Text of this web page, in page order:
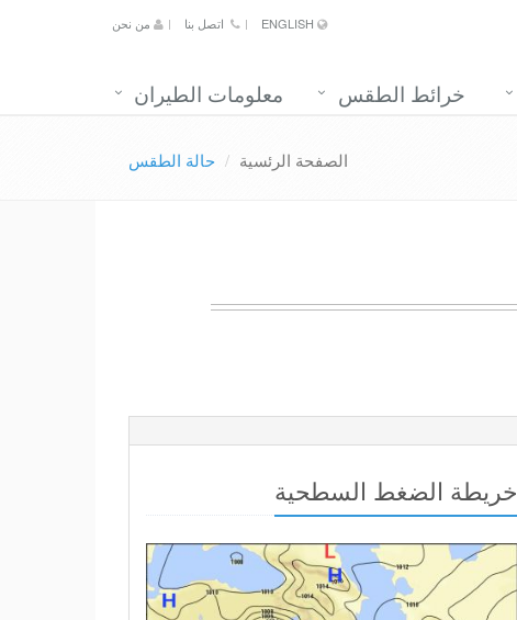
اتصل بنا من نحن
خرائط الطقس معلومات الطيران
الصفحة الرئسية حالة الطقس
خريطة الضغط السطحية